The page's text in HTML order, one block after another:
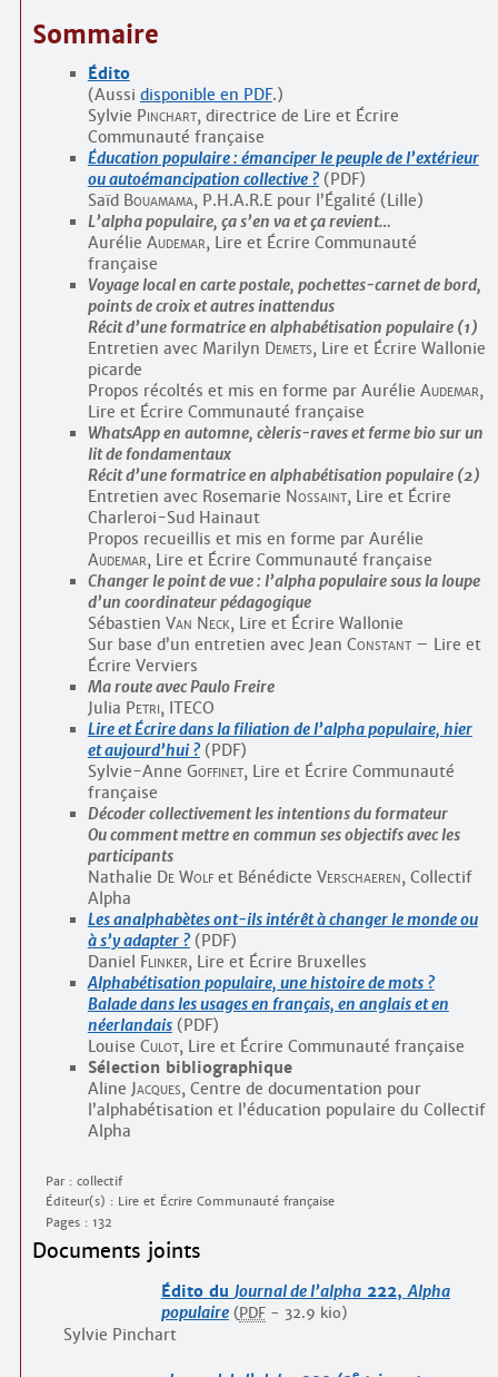
Sommaire
Édito
(Aussi disponible en PDF.)
Sylvie Pinchart, directrice de Lire et Écrire
Communauté française
Éducation populaire : émanciper le peuple de l’extérieur
ou auto­émancipation collective ?(PDF)
Saïd Bouamama, P.H.A.R.E pour l’Égalité (Lille)
L’alpha populaire, ça s’en va et ça revient…
Aurélie Audemar, Lire et Écrire Communauté
française
Voyage local en carte postale, pochettes-carnet de bord,
points de croix et autres inattendus
Récit d’une formatrice en alphabétisation populaire (1)
Entretien avec Marilyn Demets, Lire et Écrire Wallonie
picarde
Propos récoltés et mis en forme par Aurélie Audemar,
Lire et Écrire Communauté française
WhatsApp en automne, cèleris-raves et ferme bio sur un
lit de fondamentaux
Récit d’une formatrice en alphabétisation populaire (2)
Entretien avec Rosemarie Nossaint, Lire et Écrire
Charleroi-Sud Hainaut
Propos recueillis et mis en forme par Aurélie
Audemar, Lire et Écrire Communauté française
Changer le point de vue : l’alpha populaire sous la loupe
d’un coordinateur pédagogique
Sébastien Van Neck, Lire et Écrire Wallonie
Sur base d’un entretien avec Jean Constant– Lire et
Écrire Verviers
Ma route avec Paulo Freire
Julia Petri, ITECO
Lire et Écrire dans la filiation de l’alpha populaire, hier
et aujourd’hui ?(PDF)
Sylvie-Anne Goffinet, Lire et Écrire Communauté
française
Décoder collectivement les intentions du formateur
Ou comment mettre en commun ses objectifs avec les
participants
Nathalie De Wolfet Bénédicte Verschaeren, Collectif
Alpha
Les analphabètes ont-ils intérêt à changer le monde ou
à s’y adapter ?(PDF)
Daniel Flinker, Lire et Écrire Bruxelles
Alphabétisation populaire, une histoire de mots ?
Balade dans les usages en français, en anglais et en
néerlandais(PDF)
Louise Culot, Lire et Écrire Communauté française
Sélection bibliographique
Aline Jacques, Centre de documentation pour
l’alphabétisation et l’éducation populaire du Collectif
Alpha
Par : collectif
Éditeur(s) : Lire et Écrire Communauté française
Pages : 132
Documents joints
Édito du Journal de l’alpha222,Alpha
populaire ( PDF- 32.9 kio)
Sylvie Pinchart